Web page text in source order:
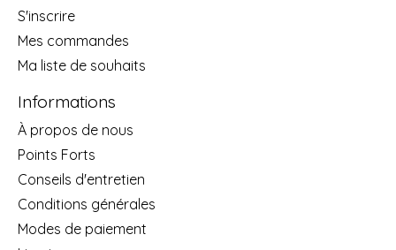
S'inscrire
Mes commandes
Ma liste de souhaits
Informations
À propos de nous
Points Forts
Conseils d'entretien
Conditions générales
Modes de paiement